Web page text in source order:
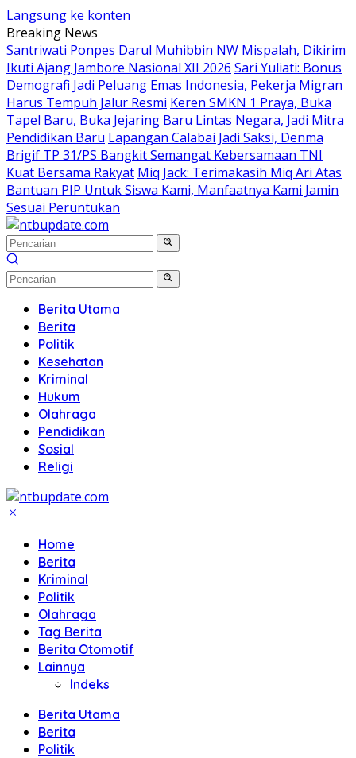
Langsung ke konten
Breaking News
Santriwati Ponpes Darul Muhibbin NW Mispalah, Dikirim
Ikuti Ajang Jambore Nasional XII 2026 Sari Yuliati: Bonus
Demografi Jadi Peluang Emas Indonesia, Pekerja Migran
Harus Tempuh Jalur Resmi Keren SMKN 1 Praya, Buka
Tapel Baru, Buka Jejaring Baru Lintas Negara, Jadi Mitra
Pendidikan Baru Lapangan Calabai Jadi Saksi, Denma
Brigif TP 31/PS Bangkit Semangat Kebersamaan TNI
Kuat Bersama Rakyat Miq Jack: Terimakasih Miq Ari Atas
Bantuan PIP Untuk Siswa Kami, Manfaatnya Kami Jamin
Sesuai Peruntukan
Berita Utama
Berita
Politik
Kesehatan
Kriminal
Hukum
Olahraga
Pendidikan
Sosial
Religi
Home
Berita
Kriminal
Politik
Olahraga
Tag Berita
Berita Otomotif
Lainnya
Indeks
Berita Utama
Berita
Politik